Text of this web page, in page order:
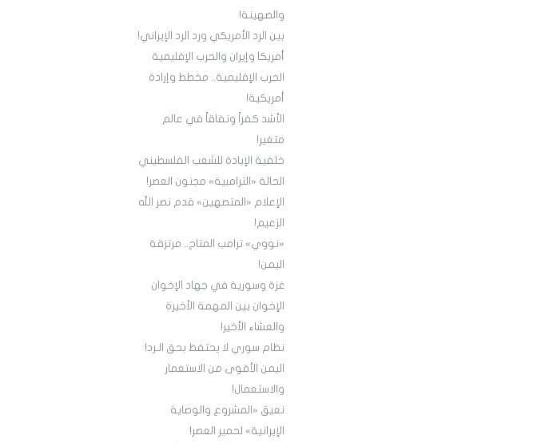
والصهينة!
بين الرد الأمريكي ورد الرد الإيراني!
أمريكا وإيران والحرب الإقليمية
الحرب الإقليمية.. مخطط وإرادة
أمريكية!
الأشد كفراً ونفاقاً في عالم
متغير!
خلفية الإبادة للشعب الفلسطيني
الحالة «الترامبية» مجنون العصر!
الإعلام «المتصهين» قدم نصر الله
الزعيم!
«نووي» ترامب المتاح.. مرتزقة
اليمن!
غزة وسورية في جهاد الإخوان
الإخوان بين المهمة الأخيرة
والعشاء الأخير!
نظام سوري لا يحتفظ بحق الـرد!
اليمن الأقوى من الاستعمار
والاستعمال!
نعيق «المشروع والوصاية
الإيرانية» لحمير العصر!